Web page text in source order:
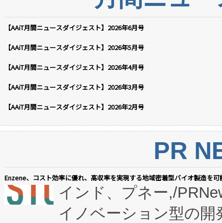
【AAiT月間ニュースダイジェスト】2026年6月号
【AAiT月間ニュースダイジェスト】2026年5月号
【AAiT月間ニュースダイジェスト】2026年4月号
【AAiT月間ニュースダイジェスト】2026年3月号
【AAiT月間ニュースダイジェスト】2026年2月号
PR
Enzene、コスト効率に優れ、高収率を実現する地域密着型バイオ製造を
インド、プネー,/
イノベーション型の